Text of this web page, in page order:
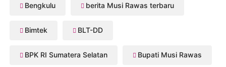
Bengkulu berita Musi Rawas terbaru
Bimtek BLT-DD
BPK RI Sumatera Selatan Bupati Musi Rawas